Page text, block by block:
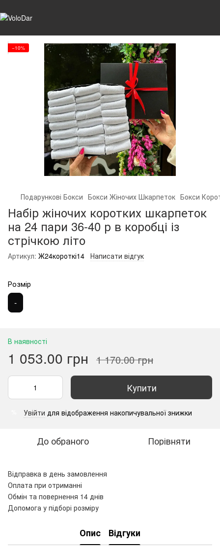
−10%
Подарункові Бокси Бокси Жіночих Шкарпеток Бокси
Набір жіночих коротких шкарпеток
на 24 пари 36-40 р в коробці із
стрічкою літо
Артикул: Ж24короткі14 Написати відгук
Розмір
-
В наявності
1 053.00 грн 1 170.00 грн
Купити
Увійти для відображення накопичувальної знижки
До обраного Порівняти
Відправка в день замовлення
Оплата при отриманні
Обмін та повернення 14 днів
Допомога у підборі розміру
Опис Відгуки